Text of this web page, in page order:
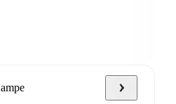
Kampe